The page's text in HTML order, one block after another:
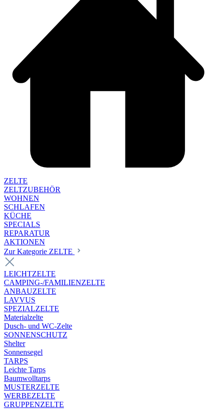
ZELTE
ZELTZUBEHÖR
WOHNEN
SCHLAFEN
KÜCHE
SPECIALS
REPARATUR
AKTIONEN
Zur Kategorie ZELTE
LEICHTZELTE
CAMPING-/FAMILIENZELTE
ANBAUZELTE
LAVVUS
SPEZIALZELTE
Materialzelte
Dusch- und WC-Zelte
SONNENSCHUTZ
Shelter
Sonnensegel
TARPS
Leichte Tarps
Baumwolltarps
MUSTERZELTE
WERBEZELTE
GRUPPENZELTE